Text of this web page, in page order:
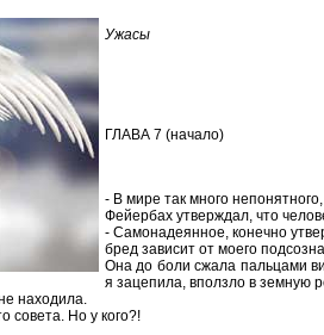
Ужасы
ГЛАВА 7 (начало)
- В мире так много
Фейербах утверждал, что
- Самонадеянное, конечно
бред зависит от моего
Она до боли сжала пальцами
я зацепила, вползло в земную
находила.
совета. Но у кого?!